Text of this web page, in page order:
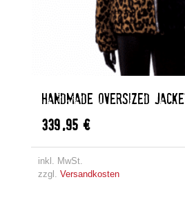
HANDMADE OVERSIZED
339,95 €
inkl. MwSt.
zzgl. Versandkosten